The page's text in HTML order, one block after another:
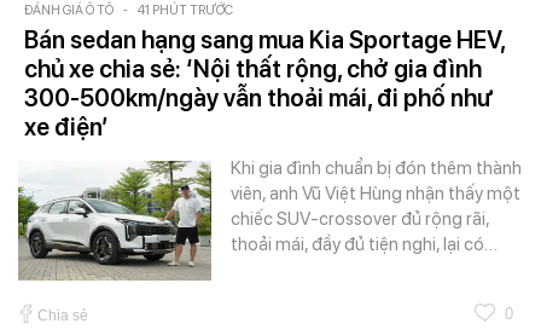
ĐÁNH GIÁ Ô TÔ - 41 PHÚT TRƯỚC
Bán sedan hạng sang mua Kia Sportage HEV,
chủ xe chia sẻ: ‘Nội thất rộng, chở gia đình
300-500km/ngày vẫn thoải mái, đi phố như
xe điện’
Khi gia đình chuẩn bị đón thêm thành
viên, anh Vũ Việt Hùng nhận thấy một
chiếc SUV-crossover đủ rộng rãi,
thoải mái, đầy đủ tiện nghi, lại có…
Chia sẻ 0